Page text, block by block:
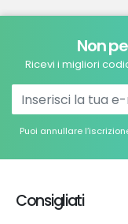
Non
Ricevi i migliori
Puoi annullare
Consigliati